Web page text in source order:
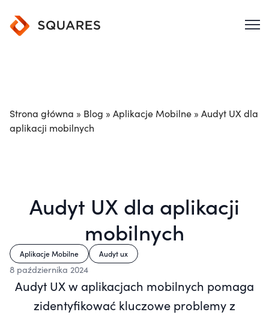
Strona główna » Blog » Aplikacje Mobilne » Audyt UX dla
aplikacji mobilnych
Audyt UX dla aplikacji
mobilnych
Aplikacje Mobilne Audyt ux
8 października 2024
Audyt UX w aplikacjach mobilnych pomaga
zidentyfikować kluczowe problemy z